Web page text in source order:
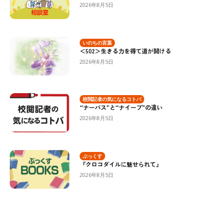
2026年8月5日
いのちの言葉
＜502＞生きる力を得て道が開ける
2026年8月5日
校閲記者の気になるコトバ
“ナーバス”と“ナイーブ”の違い
2026年8月5日
ぶっくす
『クロコダイルに魅せられて』
2026年8月5日